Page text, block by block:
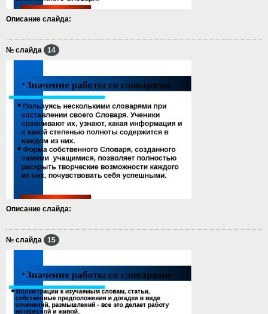
Описание слайда:
№ слайда 14
Описание слайда:
№ слайда 15